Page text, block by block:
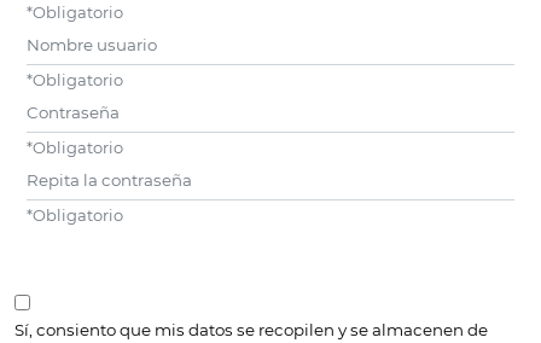
*Obligatorio
Nombre usuario
*Obligatorio
Contraseña
*Obligatorio
Repita la contraseña
*Obligatorio
Sí, consiento que mis datos se recopilen y se almacenen de